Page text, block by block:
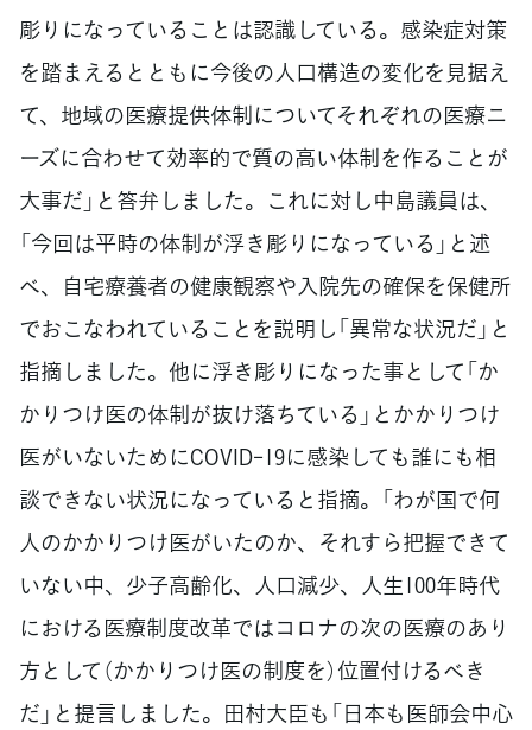
彫りになっていることは認識している。感染症対策
を踏まえるとともに今後の人口構造の変化を見据え
て、地域の医療提供体制についてそれぞれの医療ニ
ーズに合わせて効率的で質の高い体制を作ることが
大事だ」と答弁しました。これに対し中島議員は、
「今回は平時の体制が浮き彫りになっている」と述
べ、自宅療養者の健康観察や入院先の確保を保健所
でおこなわれていることを説明し「異常な状況だ」と
指摘しました。他に浮き彫りになった事として「か
かりつけ医の体制が抜け落ちている」とかかりつけ
医がいないためにCOVID-19に感染しても誰にも相
談できない状況になっていると指摘。「わが国で何
人のかかりつけ医がいたのか、それすら把握できて
いない中、少子高齢化、人口減少、人生100年時代
における医療制度改革ではコロナの次の医療のあり
方として（かかりつけ医の制度を）位置付けるべき
だ」と提言しました。田村大臣も「日本も医師会中心